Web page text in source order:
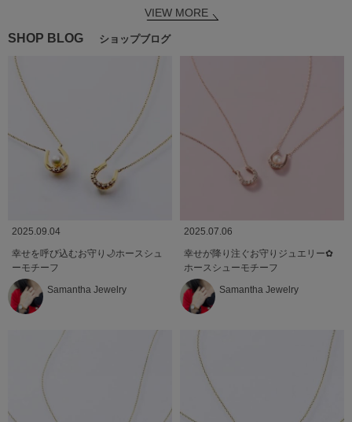
VIEW MORE
SHOP BLOG ショップブログ
2025.09.04
幸せを呼び込むお守り🌙ホースシュ
ーモチーフ
Samantha Jewelry
2025.07.06
幸せが降り注ぐお守りジュエリー✿
ホースシューモチーフ
Samantha Jewelry